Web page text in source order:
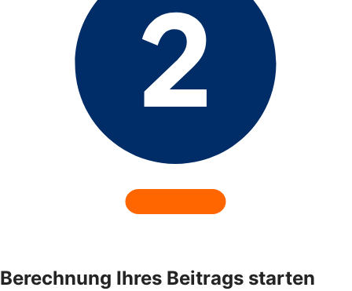
Berechnung Ihres Beitrags starten